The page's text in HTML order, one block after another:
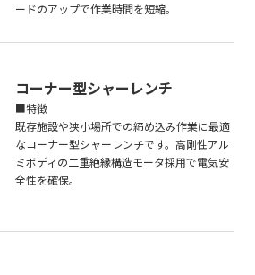
ードのアップで作業時間を短縮。
コーナー型シャーレンチ
■特徴
既存施設や狭小場所での締め込み作業に最適
なコーナー型シャーレンチです。高剛性アル
ミボディの二重絶縁構造モータ採用で電気安
全性を確保。